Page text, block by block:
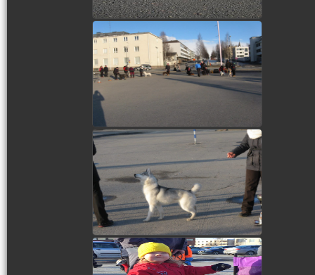
view picture
view picture
view picture